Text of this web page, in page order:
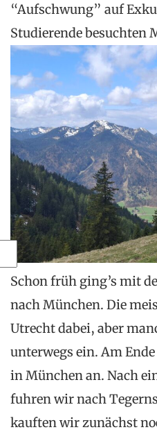
“Aufschwung” auf
Studierende besuchten
Schon früh ging’s mit
nach München. Die
Utrecht dabei, aber
unterwegs ein. Am
in München an. Nach
fuhren wir nach
kauften wir zunächst